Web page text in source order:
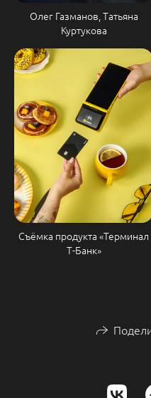
Олег Газманов, Татьяна
Куртукова
Съёмка продукта «Терминал
Т-Банк»